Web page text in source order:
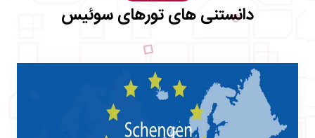
دانستنی های تورهای سوئیس